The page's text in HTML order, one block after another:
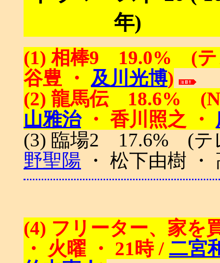
年)
(1) 相棒9 19.0% (テ
谷豊 ・ 及川光博)
(2) 龍馬伝 18.6%
山雅治・ 香川照之 ・
(3) 臨場2 17.6% (テ
野聖陽 ・ 松下由樹 ・
(4) フリーター、家
・ 火曜 ・ 21時 / 二宮